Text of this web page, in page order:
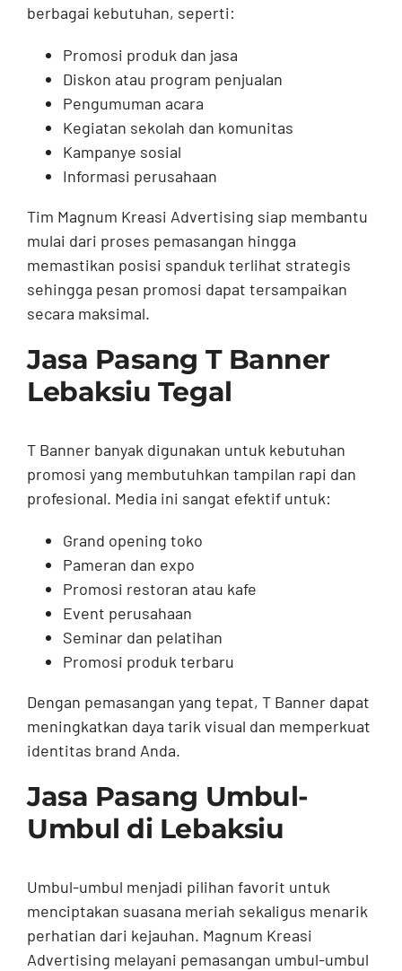
berbagai kebutuhan, seperti:
Promosi produk dan jasa
Diskon atau program penjualan
Pengumuman acara
Kegiatan sekolah dan komunitas
Kampanye sosial
Informasi perusahaan
Tim Magnum Kreasi Advertising siap membantu
mulai dari proses pemasangan hingga
memastikan posisi spanduk terlihat strategis
sehingga pesan promosi dapat tersampaikan
secara maksimal.
Jasa Pasang T Banner
Lebaksiu Tegal
T Banner banyak digunakan untuk kebutuhan
promosi yang membutuhkan tampilan rapi dan
profesional. Media ini sangat efektif untuk:
Grand opening toko
Pameran dan expo
Promosi restoran atau kafe
Event perusahaan
Seminar dan pelatihan
Promosi produk terbaru
Dengan pemasangan yang tepat, T Banner dapat
meningkatkan daya tarik visual dan memperkuat
identitas brand Anda.
Jasa Pasang Umbul-
Umbul di Lebaksiu
Umbul-umbul menjadi pilihan favorit untuk
menciptakan suasana meriah sekaligus menarik
perhatian dari kejauhan. Magnum Kreasi
Advertising melayani pemasangan umbul-umbul